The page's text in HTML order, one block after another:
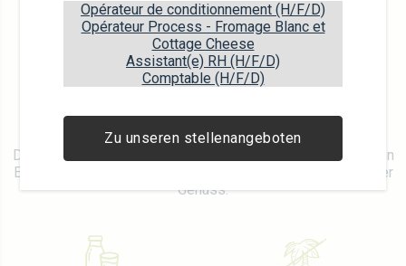
Opérateur de conditionnement (H/F/D)
Opérateur Process - Fromage Blanc et
Cottage Cheese
Assistant(e) RH (H/F/D)
Comptable (H/F/D)
Zu unseren stellenangeboten
DIE KNUSPRIGEN
Die Waffelhörnchen von Luxlait erfrischen mit einer leckeren
Eiscreme in einer knusprigen Eiswaffel – ein nicht endender
Genuss.